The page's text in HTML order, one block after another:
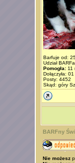
Barfuje od:
Udział
Pomogła:11
Dołączyła:
Posty: 4452
Skąd: góry
BARFny
Nie możesz